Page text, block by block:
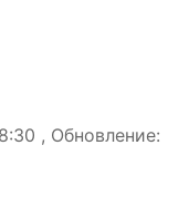
, Обновление: